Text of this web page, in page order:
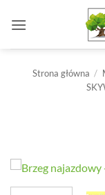
Strona główna /